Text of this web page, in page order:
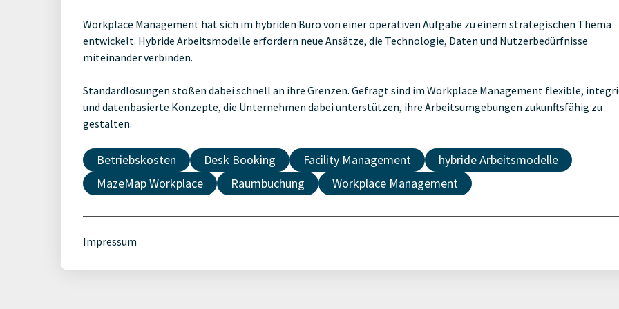
Workplace Management hat sich im hybriden Büro von einer operativen Aufgabe zu einem strategischen Thema
entwickelt. Hybride Arbeitsmodelle erfordern neue Ansätze, die Technologie, Daten und Nutzerbedürfnisse
miteinander verbinden.
Standardlösungen stoßen dabei schnell an ihre Grenzen. Gefragt sind im Workplace Management flexible,
und datenbasierte Konzepte, die Unternehmen dabei unterstützen, ihre Arbeitsumgebungen zukunftsfähig zu
gestalten.
Betriebskosten Desk Booking Facility Management
hybride Arbeitsmodelle
MazeMap Workplace
Raumbuchung Workplace Management
Impressum